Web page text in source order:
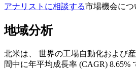
アナリストに相談する市場機会につ
地域分析
北米は、
世界の工場自動化および
間中に年平均成長率 (CAGR) 8.65%